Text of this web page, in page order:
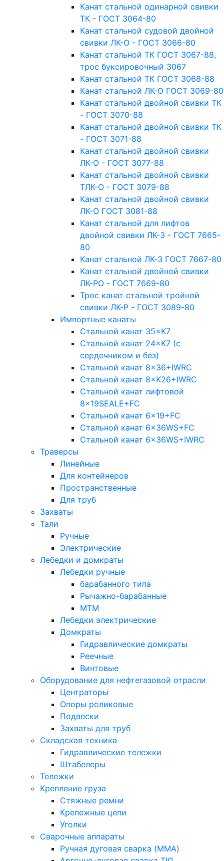
Канат стальной одинарной свивки
ТК - ГОСТ 3064-80
Канат стальной судовой двойной
свивки ЛК-О - ГОСТ 3066-80
Канат стальной ТК ГОСТ 3067-88,
трос буксировочный 3067
Канат стальной ТК ГОСТ 3068-88
Канат стальной ЛК-О ГОСТ 3069-80
Канат стальной двойной свивки ТК
- ГОСТ 3070-88
Канат стальной двойной свивки ТК
- ГОСТ 3071-88
Канат стальной двойной свивки
ЛК-О - ГОСТ 3077-88
Канат стальной двойной свивки
ТЛК-О - ГОСТ 3079-88
Канат стальной двойной свивки
ЛК-О ГОСТ 3081-88
Канат стальной для лифтов
двойной свивки ЛК-3 - ГОСТ 7665-
80
Канат стальной ЛК-3 ГОСТ 7667-80
Канат стальной двойной свивки
ЛК-РО - ГОСТ 7669-80
Трос канат стальной тройной
свивки ЛК-Р - ГОСТ 3089-80
Импортные канаты
Стальной канат 35×K7
Стальной канат 24×K7 (с
сердечником и без)
Стальной канат 8×36+IWRC
Стальной канат 8×K26+IWRC
Стальной канат лифтовой
8×19SEALE+FC
Стальной канат 6×19+FC
Стальной канат 6×36WS+FC
Стальной канат 6×36WS+IWRC
Траверсы
Линейные
Для контейнеров
Пространственные
Для труб
Захваты
Тали
Ручные
Электрические
Лебедки и домкраты
Лебедки ручные
барабанного типа
Рычажно-барабанные
МТМ
Лебедки электрические
Домкраты
Гидравлические домкраты
Реечные
Винтовые
Оборудование для нефтегазовой отрасли
Центраторы
Опоры роликовые
Подвески
Захваты для труб
Складская техника
Гидравлические тележки
Штабелеры
Тележки
Крепление груза
Стяжные ремни
Крепежные цепи
Уголки
Сварочные аппараты
Ручная дуговая сварка (MMA)